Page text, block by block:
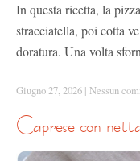
In questa ricetta, la
stracciatella, poi cotta
doratura. Una volta
Giugno 27, 2026 | Nessun
caprese con